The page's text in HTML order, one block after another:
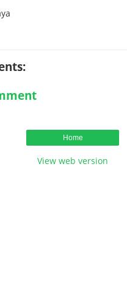
Home
View web version